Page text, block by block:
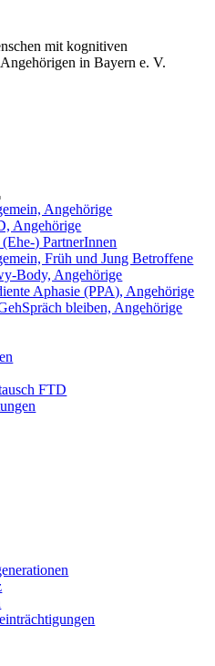
mit kognitiven
in Bayern e. V.
Angehörige
Angehörige
) PartnerInnen
Früh und Jung Betroffene
Body, Angehörige
Aphasie (PPA), Angehörige
bleiben, Angehörige
FTD